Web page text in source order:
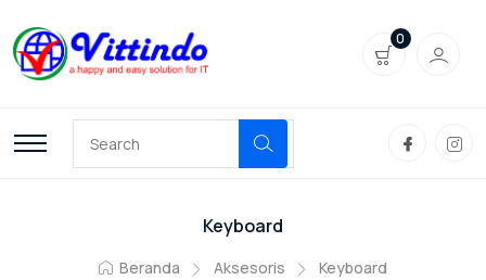
0
Keyboard
Beranda Aksesoris Keyboard